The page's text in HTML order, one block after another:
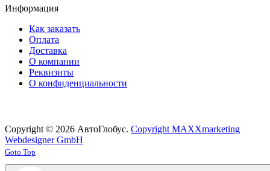
Информация
Как заказать
Оплата
Доставка
О компании
Реквизиты
О конфиденциальности
Copyright © 2026 АвтоГлобус. Copyright MAXXmarketing
Webdesigner GmbH
Joomla! 3 Templates
Goto Top